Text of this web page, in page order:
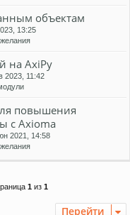
объектам
13:25
на AxiPy
2023, 11:42
повышения
с Axioma
2021, 14:58
1из 1
Перейти